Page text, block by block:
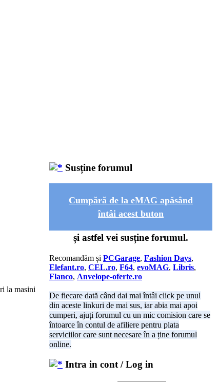
la masini
Susține forumul
Cumpără de la eMAG apăsând
întâi acest buton
și astfel vei susține forumul.
Recomandăm și PCGarage, Fashion Days,
Elefant.ro, CEL.ro, F64, evoMAG, Libris,
Flanco, Anvelope-oferte.ro
De fiecare dată când dai mai întâi click pe unul
din aceste linkuri de mai sus, iar abia mai apoi
cumperi, ajuți forumul cu un mic comision care se
întoarce în contul de afiliere pentru plata
serviciilor care sunt necesare în a ține forumul
online.
Intra in cont / Log in